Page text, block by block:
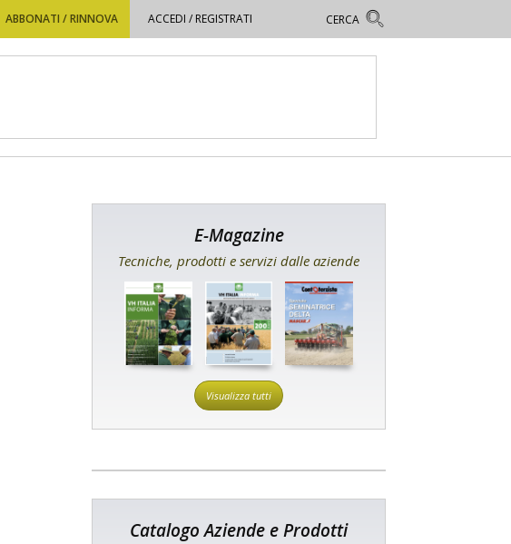
ABBONATI / RINNOVA ACCEDI / REGISTRATI
E-Magazine
Tecniche, prodotti e servizi dalle aziende
Visualizza tutti
Catalogo Aziende e Prodotti